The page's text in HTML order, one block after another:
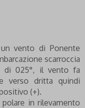
vento di Ponente
scarroccia
di 025°, il vento fa
verso dritta quindi
(+).
in rilevamento